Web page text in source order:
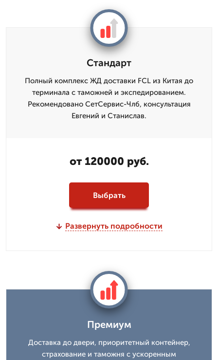
Стандарт
Полный комплекс ЖД доставки FCL из Китая до
терминала с таможней и экспедированием.
Рекомендовано СетСервис-Члб, консультация
Евгений и Станислав.
от 120000 руб.
Выбрать
Развернуть подробности
Премиум
Доставка до двери, приоритетный контейнер,
страхование и таможня с ускоренным